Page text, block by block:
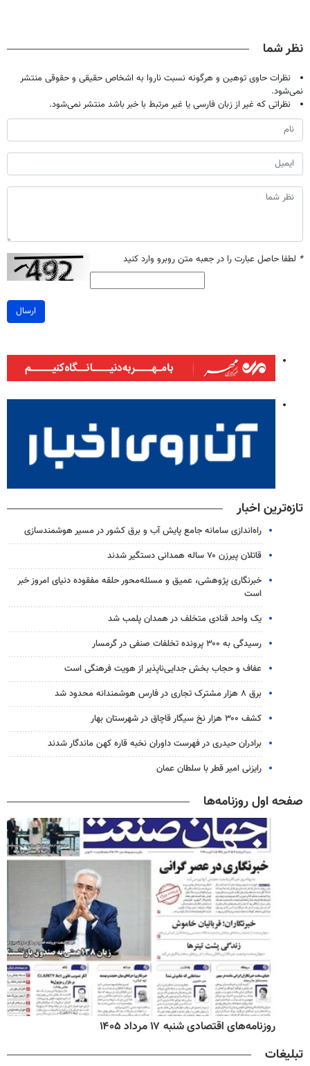
نظر شما
نظرات حاوی توهین و هرگونه نسبت ناروا به اشخاص حقیقی و حقوقی منتشر
نمی‌شود.
نظراتی که غیر از زبان فارسی یا غیر مرتبط با خبر باشد منتشر نمی‌شود.
* لطفا حاصل عبارت را در جعبه متن روبرو وارد کنید
ارسال
تازه‌ترین اخبار
راه‌اندازی سامانه جامع پایش آب و برق کشور در مسیر هوشمندسازی
قاتلان پیرزن ۷۰ ساله همدانی دستگیر شدند
خبرنگاری پژوهشی، عمیق و مسئله‌محور حلقه مفقوده دنیای امروز خبر
است
یک واحد قنادی متخلف در همدان پلمب شد
رسیدگی به ۳۰۰ پرونده تخلفات صنفی در گرمسار
عفاف و حجاب بخش جدایی‌ناپذیر از هویت فرهنگی است
برق ۸ هزار مشترک تجاری در فارس هوشمندانه محدود شد
کشف ۳۰۰ هزار نخ سیگار قاچاق در شهرستان بهار
برادران حیدری در فهرست داوران نخبه قاره کهن ماندگار شدند
رایزنی امیر قطر با سلطان عمان
صفحه اول روزنامه‌ها
روزنامه‌های اقتصادی شنبه ۱۷ مرداد ۱۴۰۵
تبلیغات